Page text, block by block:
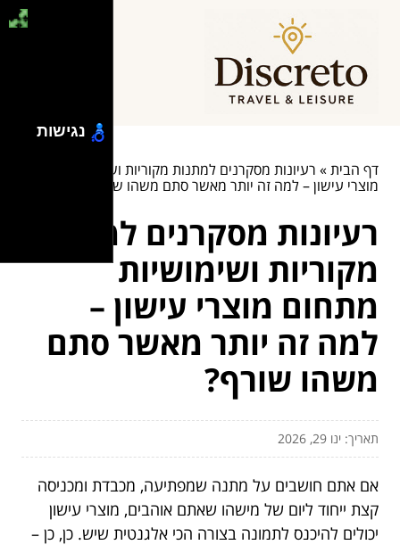
דף הבית» רעיונות מסקרנים למתנות מקוריות ושימושיות מתחום
מוצרי עישון – למה זה יותר מאשר סתם משהו שורף?
רעיונות מסקרנים למתנות
מקוריות ושימושיות
מתחום מוצרי עישון –
למה זה יותר מאשר סתם
משהו שורף?
תאריך: ינו 29, 2026
אם אתם חושבים על מתנה שמפתיעה, מכבדת ומכניסה
קצת ייחוד ליום של מישהו שאתם אוהבים, מוצרי עישון
יכולים להיכנס לתמונה בצורה הכי אלגנטית שיש. כן, כן –
נגישות